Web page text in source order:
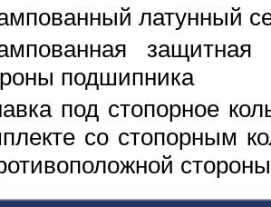
латунный
подшипника
под стопорное
со стопорным
стороны